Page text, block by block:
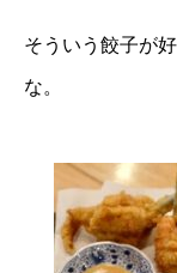
そういう餃子が
な。